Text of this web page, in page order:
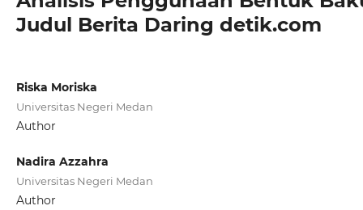
Judul Berita Daring detik.com
Riska Moriska
Universitas Negeri Medan
Author
Nadira Azzahra
Universitas Negeri Medan
Author